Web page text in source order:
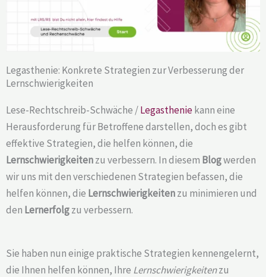
Legasthenie: Konkrete Strategien zur Verbesserung der
Lernschwierigkeiten
Lese-Rechtschreib-Schwäche /Legastheniekann eine
Herausforderung für Betroffene darstellen, doch es gibt
effektive Strategien, die helfen können, die
Lernschwierigkeitenzu verbessern. In diesem Blogwerden
wir uns mit den verschiedenen Strategien befassen, die
helfen können, die Lernschwierigkeitenzu minimieren und
den Lernerfolgzu verbessern.
Sie haben nun einige praktische Strategien kennengelernt,
die Ihnen helfen können, Ihre Lernschwierigkeitenzu